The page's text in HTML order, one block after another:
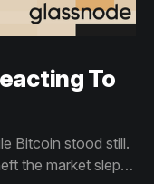
To
Bitcoin stood still.
the market slept